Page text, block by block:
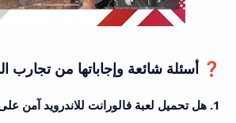
❓ أسئلة شائعة وإجاباتها من تجارب
1. هل تحميل لعبة فالورانت للاندرويد آمن على هاتفي؟